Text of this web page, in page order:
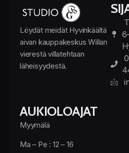
Löydät meidät Hyvinkäältä
aivan kauppakeskus Willan
vierestä villatehtaan
läheisyydestä.
AUKIOLOAJAT
Myymälä
Ma – Pe : 12 – 16